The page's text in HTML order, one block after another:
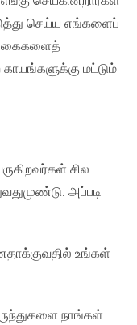
செய்ய எங்களைப்
கைகளைத்
காயங்களுக்கு மட்டும்
சில
அப்படி
உங்கள்
நாங்கள்